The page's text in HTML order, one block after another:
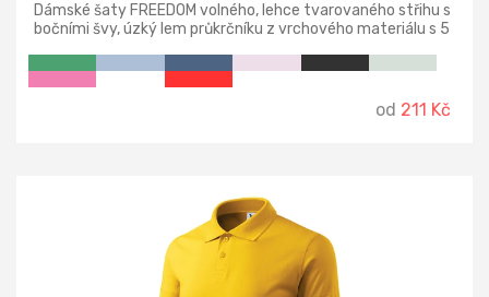
Dámské šaty FREEDOM volného, lehce tvarovaného střihu s
bočními švy, úzký lem průkrčníku z vrchového materiálu s 5
od 211 Kč